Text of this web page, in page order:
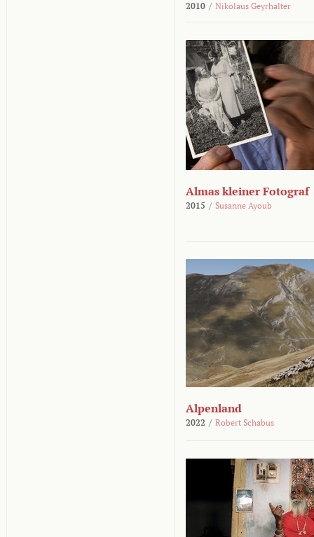
2010 / Nikolaus Geyrhalter
Almas kleiner Fotograf
2015 / Susanne Ayoub
Alpenland
2022 / Robert Schabus